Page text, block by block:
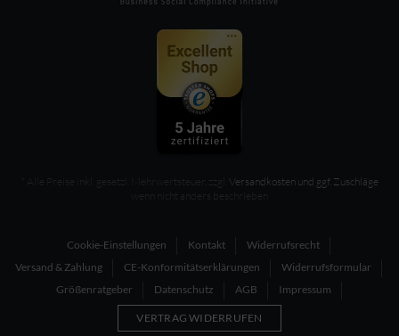
* Alle Preise inkl. gesetzl. Mehrwertsteuer, zzgl. Versandkosten und ggf. Zuschläge
wenn nicht anders beschrieben
Cookie-Einstellungen Kontakt
Widerrufsrecht
Versand & Zahlung
CE-Konformitätserklärungen
Widerrufsformular
Größenratgeber
Datenschutz AGB Impressum
VERTRAG WIDERRUFEN